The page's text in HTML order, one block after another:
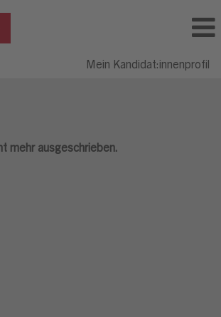
Mein Kandidat:innenprofil
mehr ausgeschrieben.